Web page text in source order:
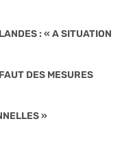
: « A SITUATION
DES MESURES
»